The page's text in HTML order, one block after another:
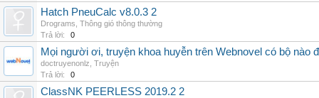
Hatch PneuCalc v8.0.3 2
Drograms Thông gió thông thường
Trả lời:
0
Mọi người ơi, truyện khoa huyễn trên Webnovel có bộ nào
doctruyenonlz Truyện
Trả lời:
0
ClassNK PEERLESS 2019.2 2